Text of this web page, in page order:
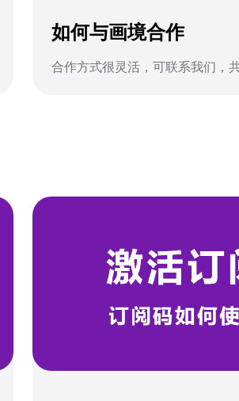
如何与画境合作
合作方式很灵活，可联系我们，共